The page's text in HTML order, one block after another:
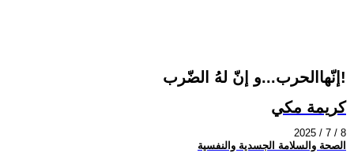
إنّهاالحرب...و إنّ لهُ الضّرب!
كريمة مكي
2025 / 7 / 8
الصحة والسلامة الجسدية والنفسية